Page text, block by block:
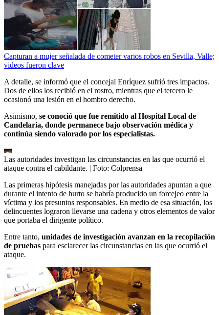
Capturan a mujer señalada de cometer varios robos en Sevilla, Valle;
videos fueron clave
A detalle, se informó que el concejal Enríquez sufrió tres impactos.
Dos de ellos los recibió en el rostro, mientras que el tercero le
ocasionó una lesión en el hombro derecho.
Asimismo, se conoció que fue remitido al Hospital Local de
Candelaria, donde permanece bajo observación médica y
continúa siendo valorado por los especialistas.
Las autoridades investigan las circunstancias en las que ocurrió el
ataque contra el cabildante. | Foto: Colprensa
Las primeras hipótesis manejadas por las autoridades apuntan a que
durante el intento de hurto se habría producido un forcejeo entre la
víctima y los presuntos responsables. En medio de esa situación, los
delincuentes lograron llevarse una cadena y otros elementos de valor
que portaba el dirigente político.
Entre tanto, unidades de investigación avanzan en la recopilación
de pruebas para esclarecer las circunstancias en las que ocurrió el
ataque.